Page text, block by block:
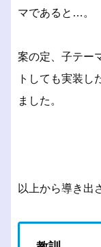
マであると…。
案の定、子テー
トしても実装し
ました。
以上から導き出